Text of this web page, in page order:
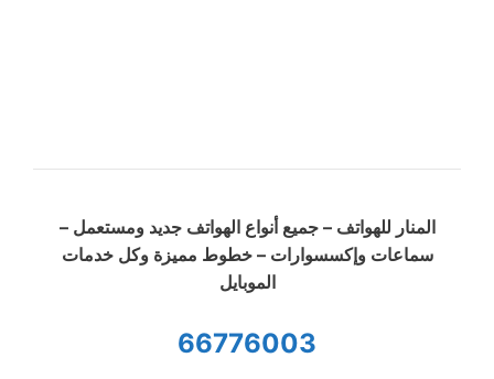
المنار للهواتف – جميع أنواع الهواتف جديد ومستعمل –
سماعات وإكسسوارات – خطوط مميزة وكل خدمات
الموبايل
66776003